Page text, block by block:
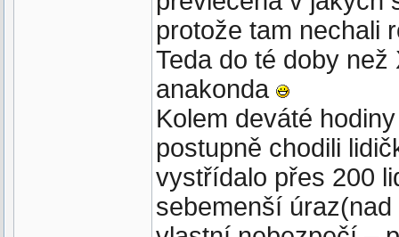
protože tam nechali
Teda do té doby
anakonda
Kolem deváté
postupně chodili
vystřídalo přes 200
sebemenší